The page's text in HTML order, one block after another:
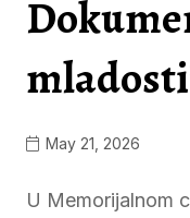
May 21, 2026
U Memorijalnom